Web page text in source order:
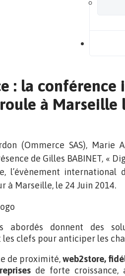
: la
à Marseille
(Ommerce SAS), Marie
de Gilles BABINET, «
l’évènement international
à Marseille, le 24 Juin 2014.
abordés donnent des
les clefs pour anticiper les
de proximité,web2store,
de forte croissance,